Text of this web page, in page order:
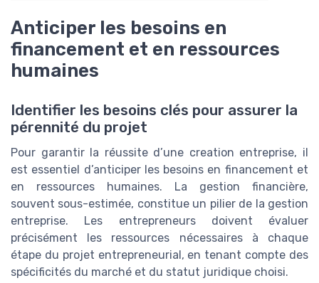
Anticiper les besoins en
financement et en ressources
humaines
Identifier les besoins clés pour assurer la
pérennité du projet
Pour garantir la réussite d’une creation entreprise, il
est essentiel d’anticiper les besoins en financement et
en ressources humaines. La gestion financière,
souvent sous-estimée, constitue un pilier de la gestion
entreprise. Les entrepreneurs doivent évaluer
précisément les ressources nécessaires à chaque
étape du projet entrepreneurial, en tenant compte des
spécificités du marché et du statut juridique choisi.